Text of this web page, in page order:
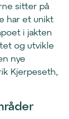
sitter på
har et unikt
i jakten
og utvikle
nye
Kjerpeseth,